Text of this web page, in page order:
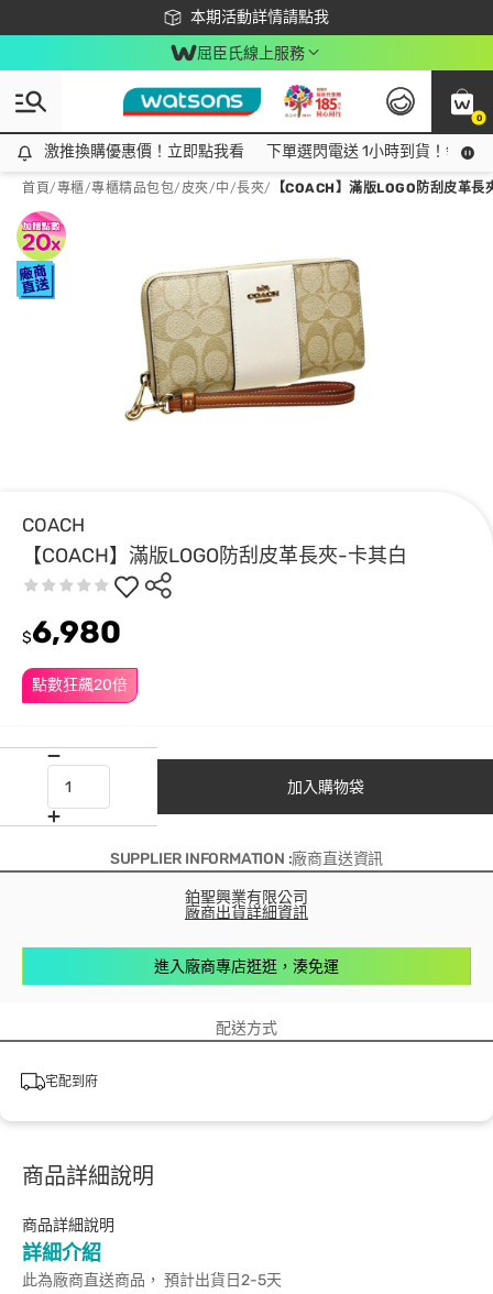
本期活動詳情請點我
下載app最高回饋$350
屈臣氏線上服務
0
激推換購優惠價！立即點我看
激推換購優惠價！立即點我看 下單選閃電送 1小時到貨！領神
首頁/專櫃/專櫃精品包包/皮夾/中/長夾/ 【COACH】滿版LOGO防刮皮革長
COACH
【COACH】滿版LOGO防刮皮革長夾-卡其白
點數狂飆20倍
$6,980
加入購物袋
SUPPLIER INFORMATION :廠商直送資訊
鉑聖興業有限公司
廠商出貨詳細資訊
進入廠商專店逛逛，湊免運
配送方式
宅配到府
商品詳細說明
商品詳細說明
詳細介紹
此為廠商直送商品， 預計出貨日2-5天